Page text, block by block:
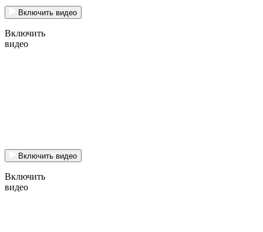
Включить видео
Включить
видео
Включить видео
Включить
видео